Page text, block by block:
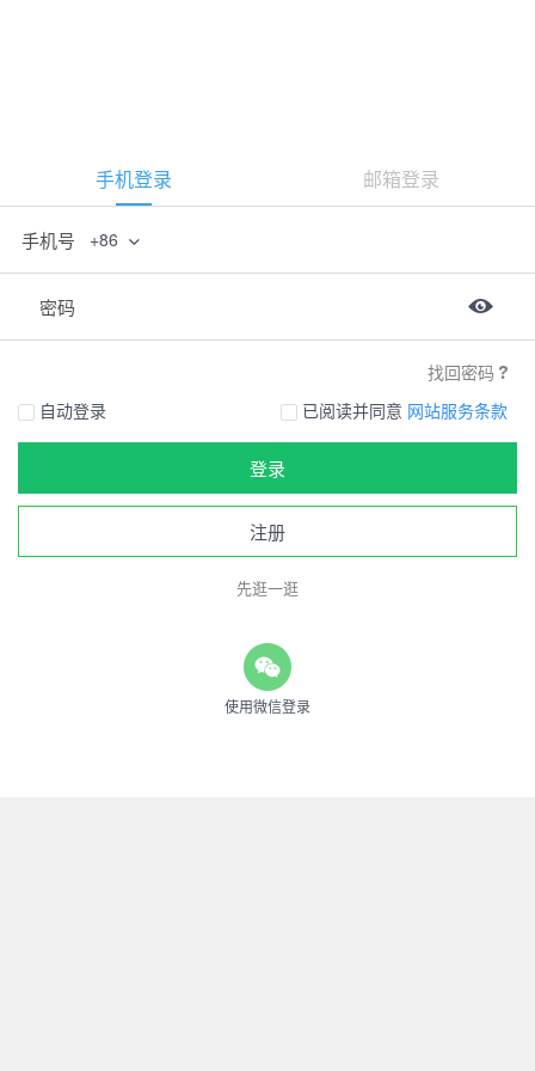
手机登录 邮箱登录
手机号 +86
密码
找回密码
自动登录
已阅读并同意 网站服务条款
登录
注册
先逛一逛
使用微信登录